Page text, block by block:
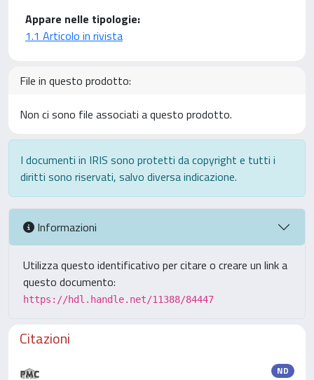
Appare nelle tipologie:
1.1 Articolo in rivista
File in questo prodotto:
Non ci sono file associati a questo prodotto.
I documenti in IRIS sono protetti da copyright e tutti i
diritti sono riservati, salvo diversa indicazione.
Informazioni
Utilizza questo identificativo per citare o creare un link a
questo documento:
https://hdl.handle.net/11388/84447
Citazioni
ND